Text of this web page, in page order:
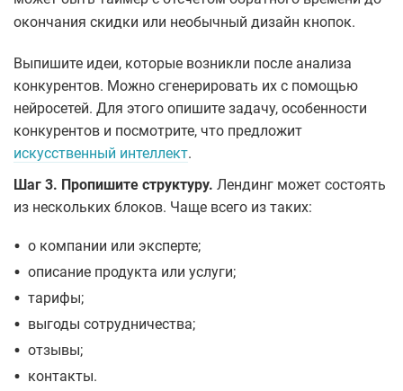
окончания скидки или необычный дизайн кнопок.
Выпишите идеи, которые возникли после анализа
конкурентов. Можно сгенерировать их с помощью
нейросетей. Для этого опишите задачу, особенности
конкурентов и посмотрите, что предложит
искусственный интеллект.
Шаг 3. Пропишите структуру. Лендинг может состоять
из нескольких блоков. Чаще всего из таких:
• о компании или эксперте;
• описание продукта или услуги;
• тарифы;
• выгоды сотрудничества;
• отзывы;
• контакты.